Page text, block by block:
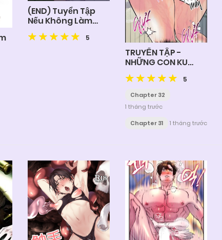
(END) Tuyển Tập
Nếu Không Làm
Tình Sẽ Chết
5
TRUYỂN TẬP -
NHỮNG CON KU
NÚNG NÍNH
5
Chapter 32
1 tháng trước
Chapter 31
1 tháng trước